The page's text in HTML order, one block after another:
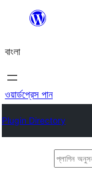
যান
বাংলা
ওয়ার্ডপ্রেস পান
Plugin Directory
প্লাগিন